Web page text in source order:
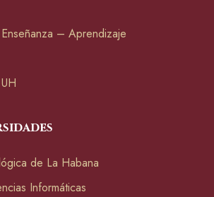
– Aprendizaje
de La Habana
Informáticas